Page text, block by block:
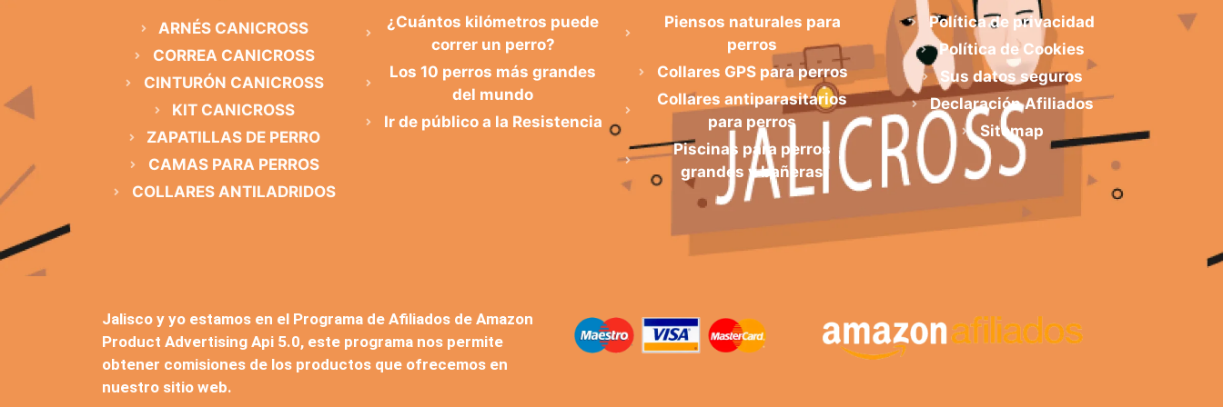
ARNÉS CANICROSS
CORREA CANICROSS
CINTURÓN CANICROSS
KIT CANICROSS
ZAPATILLAS DE PERRO
CAMAS PARA PERROS
COLLARES ANTILADRIDOS
¿Cuántos kilómetros puede
correr un perro?
Los 10 perros más grandes
del mundo
Ir de público a la Resistencia
Piensos naturales para
perros
Collares GPS para perros
Collares antiparasitarios
para perros
Piscinas para perros
grandes y bañeras
Política de privacidad
Política de Cookies
Sus datos seguros
Declaración Afiliados
Sitemap
Jalisco y yo estamos en el Programa de Afiliados de Amazon
Product Advertising Api 5.0, este programa nos permite
obtener comisiones de los productos que ofrecemos en
nuestro sitio web.